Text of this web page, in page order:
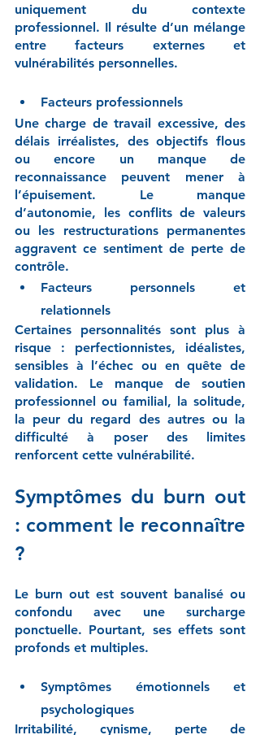
uniquement du contexte
professionnel. Il résulte d’un mélange
entre facteurs externes et
vulnérabilités personnelles.
Facteurs professionnels
Une charge de travail excessive, des
délais irréalistes, des objectifs flous
ou encore un manque de
reconnaissance peuvent mener à
l’épuisement. Le manque
d’autonomie, les conflits de valeurs
ou les restructurations permanentes
aggravent ce sentiment de perte de
contrôle.
Facteurs personnels et
relationnels
Certaines personnalités sont plus à
risque : perfectionnistes, idéalistes,
sensibles à l’échec ou en quête de
validation. Le manque de soutien
professionnel ou familial, la solitude,
la peur du regard des autres ou la
difficulté à poser des limites
renforcent cette vulnérabilité.
Symptômes du burn out
: comment le reconnaître
?
Le burn out est souvent banalisé ou
confondu avec une surcharge
ponctuelle. Pourtant, ses effets sont
profonds et multiples.
Symptômes émotionnels et
psychologiques
Irritabilité, cynisme, perte de